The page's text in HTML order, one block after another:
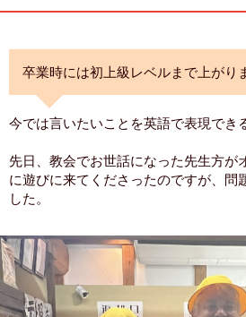
卒業時には初上級レベルまで上がり
今では言いたいことを英語で表現でき
先日、教会でお世話になった先生方が
に遊びに来てくださったのですが、問
した。